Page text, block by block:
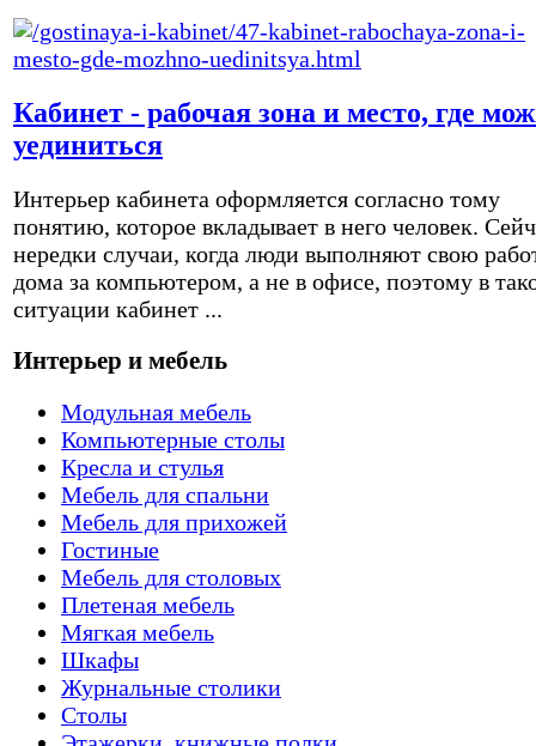
Кабинет - рабочая зона и место, где
уединиться
Интерьер кабинета оформляется согласно тому
понятию, которое вкладывает в него человек.
нередки случаи, когда люди выполняют свою
дома за компьютером, а не в офисе, поэтому в
ситуации кабинет ...
Интерьер и мебель
Модульная мебель
Компьютерные столы
Кресла и стулья
Мебель для спальни
Мебель для прихожей
Гостиные
Мебель для столовых
Плетеная мебель
Мягкая мебель
Шкафы
Журнальные столики
Столы